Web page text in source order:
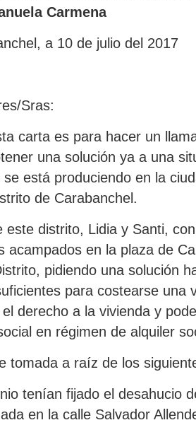
Carmena
a 10 de julio del 2017
Sras:
carta es para hacer un
una solución ya a una
está produciendo en la
de Carabanchel.
este distrito, Lidia y Santi,
acampados en la plaza de
pidiendo una solución
para costearse una
derecho a la vivienda y
en régimen de alquiler
tomada a raíz de los
tenían fijado el desahucio
en la calle Salvador